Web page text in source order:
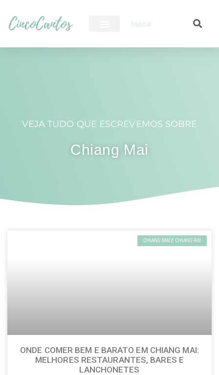
VEJA TUDO QUE ESCREVEMOS SOBRE
Chiang Mai
CHIANG MAI E CHIANG RAI
ONDE COMER BEM E BARATO EM CHIANG MAI:
MELHORES RESTAURANTES, BARES E
LANCHONETES